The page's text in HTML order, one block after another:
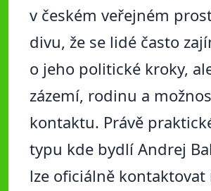
v českém veřejném
divu, že se lidé často
o jeho politické kroky,
zázemí, rodinu a
kontaktu. Právě
typu kde bydlí Andrej
lze oficiálně kontaktovat